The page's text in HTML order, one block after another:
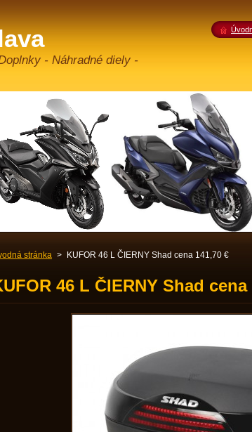
- Náhradné diely -
stránka > KUFOR 46 L ČIERNY Shad cena 141,70 €
46 L ČIERNY Shad cena